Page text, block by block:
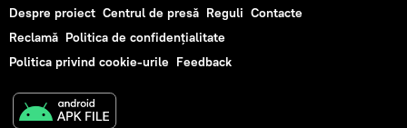
Despre proiect Centrul de presă Reguli Contacte
Reclamă Politica de confidențialitate
Politica privind cookie-urile Feedback